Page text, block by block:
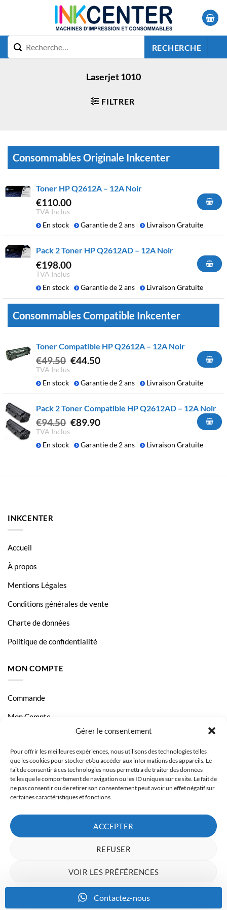
Gérer le consentement
Pour offrir les meilleures expériences, nous utilisons des technologies telles
que les cookies pour stocker et/ou accéder aux informations des appareils. Le
fait de consentir à ces technologies nous permettra de traiter des données
telles que le comportement de navigation ou les ID uniques sur ce site. Le fait de
ne pas consentir ou de retirer son consentement peut avoir un effet négatif sur
certaines caractéristiques et fonctions.
ACCEPTER
REFUSER
VOIR LES PRÉFÉRENCES
Charte de donnéesPolitique de confidentialité
RECHERCHE
Laserjet 1010
FILTRER
Consommables Originale Inkcenter
Toner HP Q2612A – 12A Noir
€110.00
TVA Inclus
En stock
Garantie de 2 ans Livraison Gratuite
Pack 2 Toner HP Q2612AD – 12A Noir
€198.00
TVA Inclus
En stock
Garantie de 2 ans Livraison Gratuite
Consommables Compatible Inkcenter
Toner Compatible HP Q2612A – 12A Noir
€49.50
Le
initial
€44.50Le
actuel
TVA Inclus
En stock
Garantie de 2 ans Livraison Gratuite
Pack 2 Toner Compatible HP Q2612AD – 12A Noir
€94.50 Le
initial
€89.90Le
actuel
TVA Inclus
En stock
Garantie de 2 ans Livraison Gratuite
INKCENTER
Accueil
À propos
Mentions Légales
Conditions générales de vente
Charte de données
Politique de confidentialité
MON COMPTE
Commande
Mon Compte
Livraison et Paiement
Page Contact
Copyright 2023 © Inkcenter - Webdesign by
Contactez-nous